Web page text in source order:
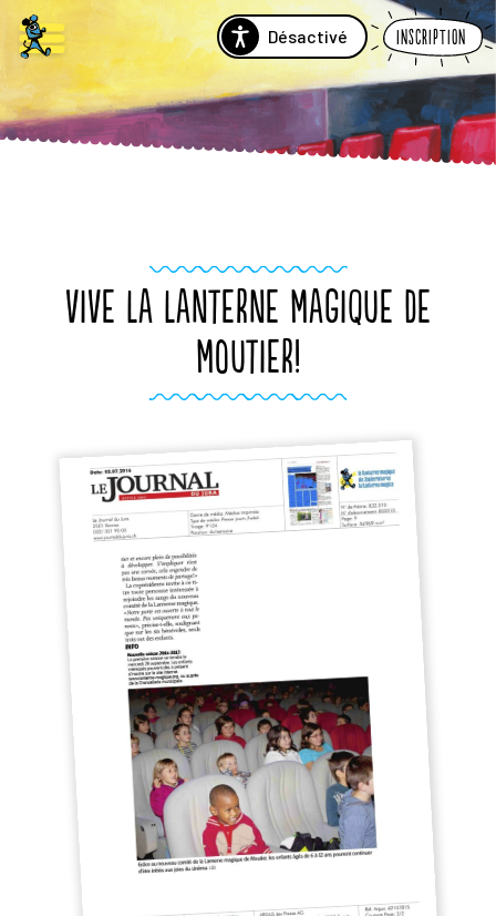
Désactivé Inscription
VIVE LA LANTERNE MAGIQUE DE
MOUTIER!